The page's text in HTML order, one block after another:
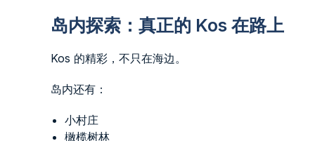
岛内探索：真正的 Kos 在路上
Kos 的精彩，不只在海边。
岛内还有：
小村庄
橄榄树林